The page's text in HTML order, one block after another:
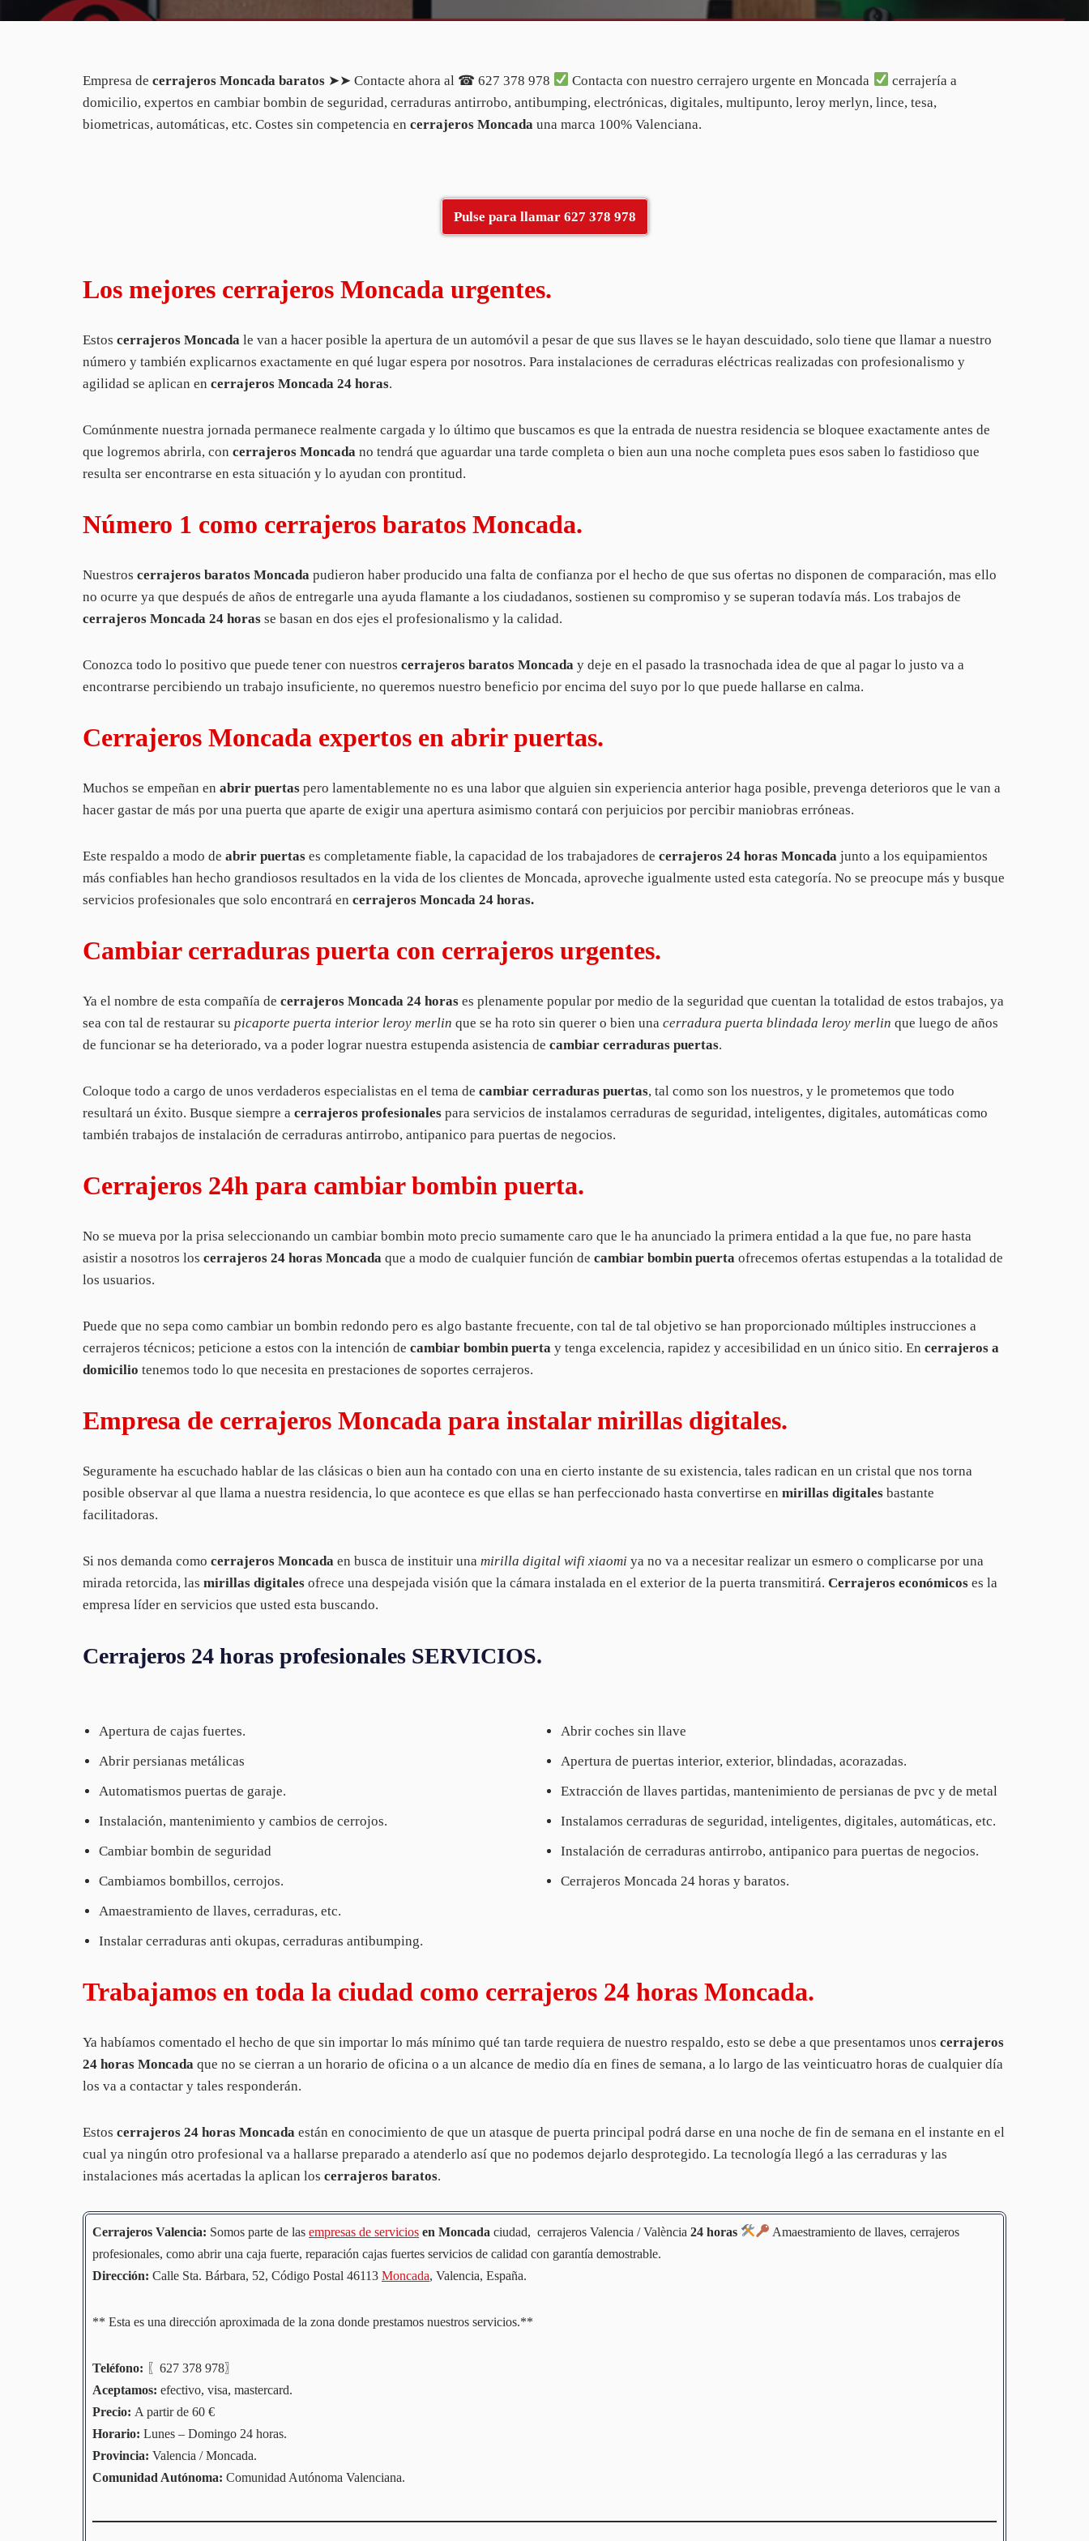
Empresa de cerrajeros Moncada baratos ➤➤ Contacte ahora al ☎ 627 378 978 Contacta con nuestro cerrajero urgente en Moncada
cerrajería a
domicilio, expertos en cambiar bombin de seguridad, cerraduras antirrobo, antibumping, electrónicas, digitales, multipunto, leroy merlyn, lince, tesa,
biometricas, automáticas, etc. Costes sin competencia en cerrajeros Moncada una marca 100% Valenciana.
Pulse para llamar 627 378 978
Los mejores cerrajeros Moncada urgentes.
Estos cerrajeros Moncada le van a hacer posible la apertura de un automóvil a pesar de que sus llaves se le hayan descuidado, solo tiene que llamar a nuestro
número y también explicarnos exactamente en qué lugar espera por nosotros. Para instalaciones de cerraduras eléctricas realizadas con profesionalismo y
agilidad se aplican en cerrajeros Moncada 24 horas.
Comúnmente nuestra jornada permanece realmente cargada y lo último que buscamos es que la entrada de nuestra residencia se bloquee exactamente antes de
que logremos abrirla, con cerrajeros Moncada no tendrá que aguardar una tarde completa o bien aun una noche completa pues esos saben lo fastidioso que
resulta ser encontrarse en esta situación y lo ayudan con prontitud.
Número 1 como cerrajeros baratos Moncada.
Nuestros cerrajeros baratos Moncada pudieron haber producido una falta de confianza por el hecho de que sus ofertas no disponen de comparación, mas ello
no ocurre ya que después de años de entregarle una ayuda flamante a los ciudadanos, sostienen su compromiso y se superan todavía más. Los trabajos de
cerrajeros Moncada 24 horas se basan en dos ejes el profesionalismo y la calidad.
Conozca todo lo positivo que puede tener con nuestros cerrajeros baratos Moncada y deje en el pasado la trasnochada idea de que al pagar lo justo va a
encontrarse percibiendo un trabajo insuficiente, no queremos nuestro beneficio por encima del suyo por lo que puede hallarse en calma.
Cerrajeros Moncada expertos en abrir puertas.
Muchos se empeñan en abrir puertas pero lamentablemente no es una labor que alguien sin experiencia anterior haga posible, prevenga deterioros que le van a
hacer gastar de más por una puerta que aparte de exigir una apertura asimismo contará con perjuicios por percibir maniobras erróneas.
Este respaldo a modo de abrir puertas es completamente fiable, la capacidad de los trabajadores de cerrajeros 24 horas Moncada junto a los equipamientos
más confiables han hecho grandiosos resultados en la vida de los clientes de Moncada, aproveche igualmente usted esta categoría. No se preocupe más y busque
servicios profesionales que solo encontrará en cerrajeros Moncada 24 horas.
Cambiar cerraduras puerta con cerrajeros urgentes.
Ya el nombre de esta compañía de cerrajeros Moncada 24 horas es plenamente popular por medio de la seguridad que cuentan la totalidad de estos trabajos, ya
sea con tal de restaurar su picaporte puerta interior leroy merlin que se ha roto sin querer o bien una cerradura puerta blindada leroy merlin que luego de años
de funcionar se ha deteriorado, va a poder lograr nuestra estupenda asistencia de cambiar cerraduras puertas.
Coloque todo a cargo de unos verdaderos especialistas en el tema de cambiar cerraduras puertas, tal como son los nuestros, y le prometemos que todo
resultará un éxito. Busque siempre a cerrajeros profesionales para servicios de instalamos cerraduras de seguridad, inteligentes, digitales, automáticas como
también trabajos de instalación de cerraduras antirrobo, antipanico para puertas de negocios.
Cerrajeros 24h para cambiar bombin puerta.
No se mueva por la prisa seleccionando un cambiar bombin moto precio sumamente caro que le ha anunciado la primera entidad a la que fue, no pare hasta
asistir a nosotros los cerrajeros 24 horas Moncada que a modo de cualquier función de cambiar bombin puerta ofrecemos ofertas estupendas a la totalidad de
los usuarios.
Puede que no sepa como cambiar un bombin redondo pero es algo bastante frecuente, con tal de tal objetivo se han proporcionado múltiples instrucciones a
cerrajeros técnicos; peticione a estos con la intención de cambiar bombin puerta y tenga excelencia, rapidez y accesibilidad en un único sitio. En cerrajeros a
domicilio tenemos todo lo que necesita en prestaciones de soportes cerrajeros.
Empresa de cerrajeros Moncada para instalar mirillas digitales.
Seguramente ha escuchado hablar de las clásicas o bien aun ha contado con una en cierto instante de su existencia, tales radican en un cristal que nos torna
posible observar al que llama a nuestra residencia, lo que acontece es que ellas se han perfeccionado hasta convertirse en mirillas digitales bastante
facilitadoras.
Si nos demanda como cerrajeros Moncada en busca de instituir una mirilla digital wifi xiaomi ya no va a necesitar realizar un esmero o complicarse por una
mirada retorcida, las mirillas digitales ofrece una despejada visión que la cámara instalada en el exterior de la puerta transmitirá. Cerrajeros económicos es la
empresa líder en servicios que usted esta buscando.
Cerrajeros 24 horas profesionales SERVICIOS.
Apertura de cajas fuertes.
Abrir persianas metálicas
Automatismos puertas de garaje.
Instalación, mantenimiento y cambios de cerrojos.
Cambiar bombin de seguridad
Cambiamos bombillos, cerrojos.
Amaestramiento de llaves, cerraduras, etc.
Instalar cerraduras anti okupas, cerraduras antibumping.
Abrir coches sin llave
Apertura de puertas interior, exterior, blindadas, acorazadas.
Extracción de llaves partidas, mantenimiento de persianas de pvc y de metal
Instalamos cerraduras de seguridad, inteligentes, digitales, automáticas, etc.
Instalación de cerraduras antirrobo, antipanico para puertas de negocios.
Cerrajeros Moncada 24 horas y baratos.
Trabajamos en toda la ciudad como cerrajeros 24 horas Moncada.
Ya habíamos comentado el hecho de que sin importar lo más mínimo qué tan tarde requiera de nuestro respaldo, esto se debe a que presentamos unos cerrajeros
24 horas Moncada que no se cierran a un horario de oficina o a un alcance de medio día en fines de semana, a lo largo de las veinticuatro horas de cualquier día
los va a contactar y tales responderán.
Estos cerrajeros 24 horas Moncada están en conocimiento de que un atasque de puerta principal podrá darse en una noche de fin de semana en el instante en el
cual ya ningún otro profesional va a hallarse preparado a atenderlo así que no podemos dejarlo desprotegido. La tecnología llegó a las cerraduras y las
instalaciones más acertadas la aplican los cerrajeros baratos.
Cerrajeros Valencia: Somos parte de las empresas de servicios en Moncada ciudad, cerrajeros Valencia / València 24 horas
Amaestramiento de llaves, cerrajeros
profesionales, como abrir una caja fuerte, reparación cajas fuertes servicios de calidad con garantía demostrable.
Dirección: Calle Sta. Bárbara, 52, Código Postal 46113 Moncada, Valencia, España.
** Esta es una dirección aproximada de la zona donde prestamos nuestros servicios.**
Teléfono: 〖627 378 978〗
Aceptamos: efectivo, visa, mastercard.
Precio: A partir de 60 €
Horario: Lunes – Domingo 24 horas.
Provincia: Valencia / Moncada.
Comunidad Autónoma: Comunidad Autónoma Valenciana.